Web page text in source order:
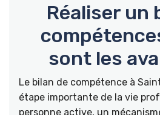
Réaliser un
sont les
Le bilan de compétence à
étape importante de la vie
personne active, un